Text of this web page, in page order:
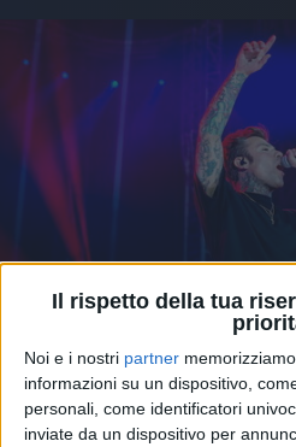
Il rispetto della tua
Noi e i nostri partner
informazioni su un dispositivo,
personali, come identificatori
inviate da un dispositivo per
LEONE E VITTORIA 21 ago 2025
Per la prima volta i figli
visto un concerto del